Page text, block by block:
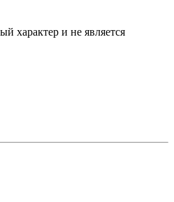
характер и не является